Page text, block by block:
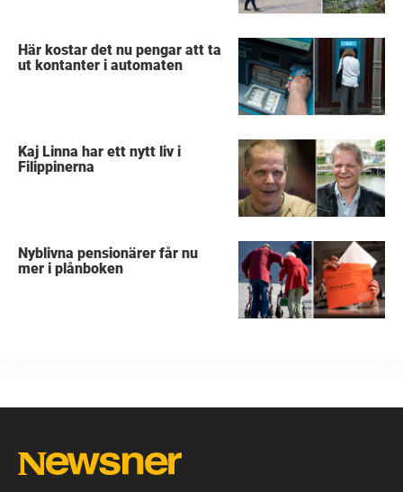
Här kostar det nu pengar att ta
ut kontanter i automaten
Kaj Linna har ett nytt liv i
Filippinerna
Nyblivna pensionärer får nu
mer i plånboken